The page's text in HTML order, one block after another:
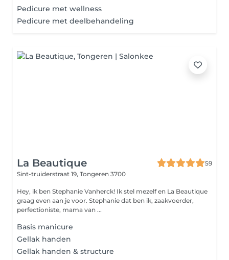
Pedicure met wellness
Pedicure met deelbehandeling
La Beautique
59
Sint-truiderstraat 19, Tongeren 3700
Hey, ik ben Stephanie Vanherck! Ik stel mezelf en La Beautique
graag even aan je voor. Stephanie dat ben ik, zaakvoerder,
perfectioniste, mama van ...
Basis manicure
Gellak handen
Gellak handen & structure